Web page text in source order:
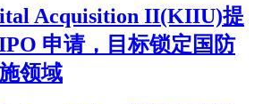
Acquisition II(KIIU)提
申请，目标锁定国防
领域